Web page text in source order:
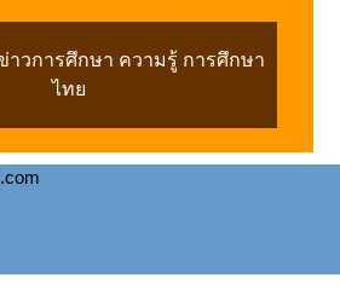
าวการศึกษา ความรู้ การศึกษา
ไทย